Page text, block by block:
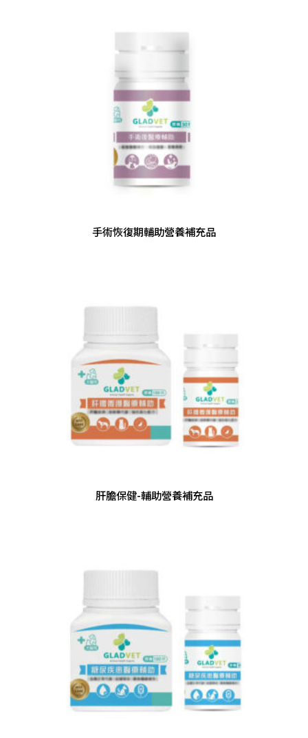
手術恢復期輔助營養補充品
肝膽保健-輔助營養補充品